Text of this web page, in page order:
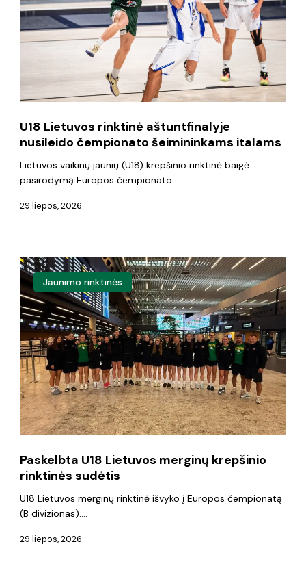
nusileido
čempionato
italams
U18 Lietuvos rinktinė aštuntfinalyje
nusileido čempionato šeimininkams italams
Lietuvos vaikinų jaunių (U18) krepšinio rinktinė baigė
pasirodymą Europos čempionato…
29 liepos, 2026
Paskelbta
U18
Lietuvos
merginų
krepšinio
rinktinės
sudėtis
Jaunimo rinktinės
Paskelbta U18 Lietuvos merginų krepšinio
rinktinės sudėtis
U18 Lietuvos merginų rinktinė išvyko į Europos čempionatą
(B divizionas).…
29 liepos, 2026